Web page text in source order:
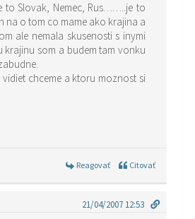
to Slovak, Nemec, Rus……..je to
na o tom co mame ako krajina a
ale nemala skusenosti s inymi
krajinu som a budem tam vonku
chceme a ktoru moznost si
Reagovať Citovať
21/04/2007 12:53